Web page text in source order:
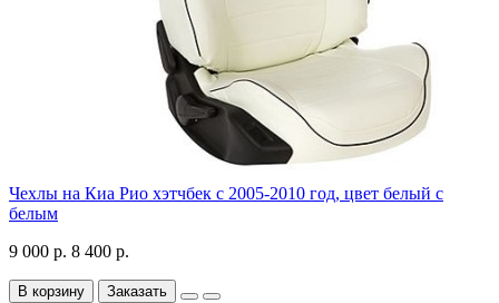
Чехлы на Киа Рио хэтчбек с 2005-2010 год, цвет белый с
белым
9 000 р. 8 400 р.
В корзину Заказать